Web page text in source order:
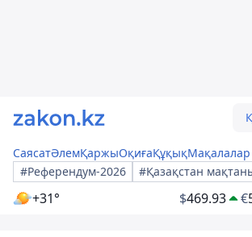
СаясатӘлемҚаржыОқиғаҚұқықМақалалар
#Референдум-2026
#Қазақстан
+31° $469.93 €